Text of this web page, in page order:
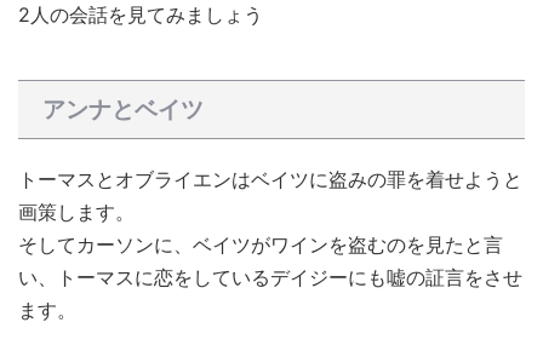
2人の会話を見てみましょう
アンナとベイツ
トーマスとオブライエンはベイツに盗みの罪を着せようと
画策します。
そしてカーソンに、ベイツがワインを盗むのを見たと言
い、トーマスに恋をしているデイジーにも嘘の証言をさせ
ます。